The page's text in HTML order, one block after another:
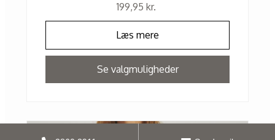
199,95 kr.
Læs mere
Se valgmuligheder